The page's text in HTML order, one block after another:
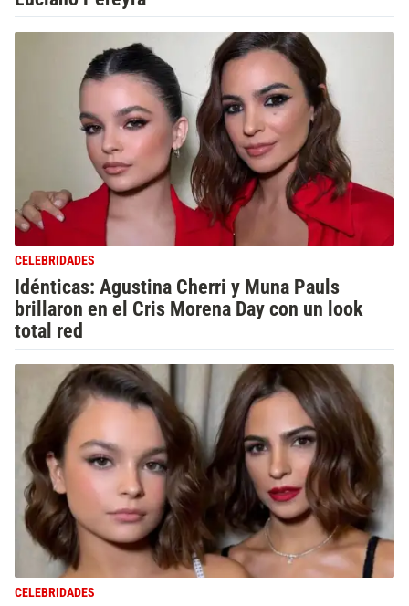
CELEBRIDADES
Idénticas: Agustina Cherri y Muna Pauls
brillaron en el Cris Morena Day con un look
total red
CELEBRIDADES